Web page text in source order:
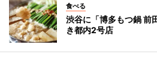
食べる
渋谷に「博多もつ鍋
き都内2号店